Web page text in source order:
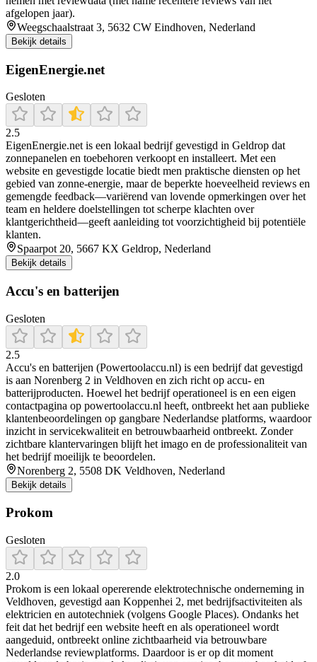
afgelopen jaar).
Weegschaalstraat 3, 5632 CW Eindhoven, Nederland
Bekijk details
EigenEnergie.net
Gesloten
2.5
EigenEnergie.net is een lokaal bedrijf gevestigd in Geldrop dat
zonnepanelen en toebehoren verkoopt en installeert. Met een
website en gevestigde locatie biedt men praktische diensten op het
gebied van zonne-energie, maar de beperkte hoeveelheid reviews en
gemengde feedback—variërend van lovende opmerkingen over het
team en heldere doelstellingen tot scherpe klachten over
klantgerichtheid—geeft aanleiding tot voorzichtigheid bij potentiële
klanten.
Spaarpot 20, 5667 KX Geldrop, Nederland
Bekijk details
Accu's en batterijen
Gesloten
2.5
Accu's en batterijen (Powertoolaccu.nl) is een bedrijf dat gevestigd
is aan Norenberg 2 in Veldhoven en zich richt op accu‑ en
batterijproducten. Hoewel het bedrijf operationeel is en een eigen
contactpagina op powertoolaccu.nl heeft, ontbreekt het aan publieke
klantenbeoordelingen op gangbare Nederlandse platforms, waardoor
inzicht in servicekwaliteit en betrouwbaarheid ontbreekt. Zonder
zichtbare klantervaringen blijft het imago en de professionaliteit van
het bedrijf moeilijk te beoordelen.
Norenberg 2, 5508 DK Veldhoven, Nederland
Bekijk details
Prokom
Gesloten
2.0
Prokom is een lokaal opererende elektrotechnische onderneming in
Veldhoven, gevestigd aan Koppenhei 2, met bedrijfsactiviteiten als
elektricien en autotechniek (volgens Google Places). Ondanks het
feit dat het bedrijf een website heeft en als operationeel wordt
aangeduid, ontbreekt online zichtbaarheid via betrouwbare
Nederlandse reviewplatforms. Daardoor is er op dit moment